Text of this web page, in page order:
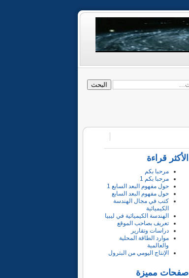
البحث
الأكثر قراءة
مرحبا بكم
مرحبا بكم 1
حول مفهوم البعد السابع 1
حول مفهوم البعد السابع
كتب في مجال الهندسة
الكيميائية
الهندسة الكيميائية في ليبيا
تعريف بصاحب الموقع
دراسات وتقارير
موارد الطاقة المحلية
والعالمية
الإنتاج اليومي من البترول
صفحات مميزة